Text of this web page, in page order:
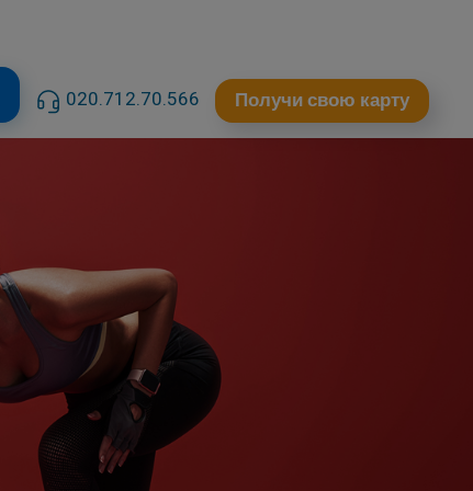
020.712.70.566 Получи свою карту